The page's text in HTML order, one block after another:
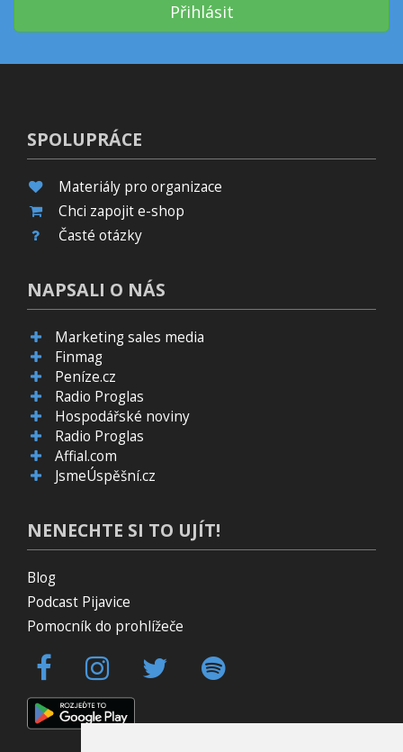
Přihlásit
SPOLUPRÁCE
Materiály pro organizace
Chci zapojit e-shop
Časté otázky
NAPSALI O NÁS
Marketing sales media
Finmag
Peníze.cz
Radio Proglas
Hospodářské noviny
Radio Proglas
Affial.com
JsmeÚspěšní.cz
NENECHTE SI TO UJÍT!
Blog
Podcast Pijavice
Pomocník do prohlížeče